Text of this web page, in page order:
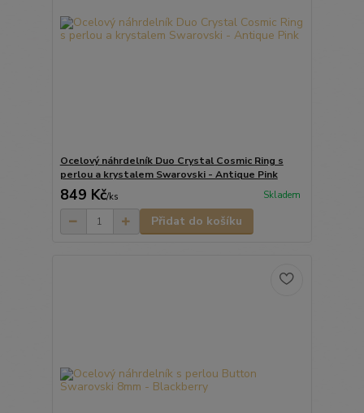
Ocelový náhrdelník Duo Crystal Cosmic Ring s
perlou a krystalem Swarovski - Antique Pink
849 Kč/ks Skladem
Přidat do košíku